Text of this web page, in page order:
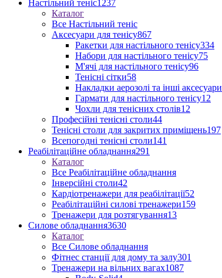
Настільний теніс1237
Каталог
Все Настільний теніс
Аксесуари для тенісу867
Ракетки для настільного тенісу334
Набори для настільного тенісу75
М'ячі для настільного тенісу96
Тенісні сітки58
Накладки аерозолі та інші аксесуари
Гармати для настільного тенісу12
Чохли для тенісних столів12
Професійні тенісні столи44
Тенісні столи для закритих приміщень197
Всепогодні тенісні столи141
Реабілітаційне обладнання291
Каталог
Все Реабілітаційне обладнання
Інверсійні столи42
Кардіотренажери для реабілітації52
Реабілітаційні силові тренажери159
Тренажери для розтягування13
Силове обладнання3630
Каталог
Все Силове обладнання
Фітнес станції для дому та залу301
Тренажери на вільних вагах1087